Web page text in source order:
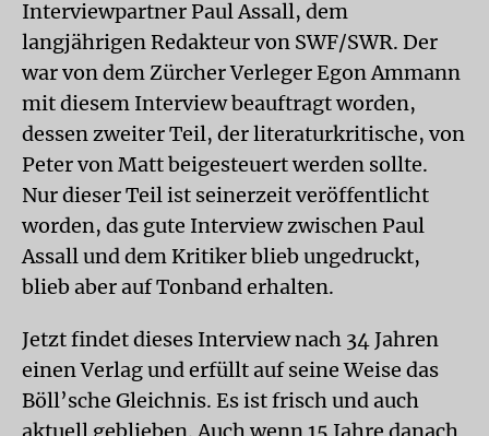
Interviewpartner Paul Assall, dem
langjährigen Redakteur von SWF/SWR. Der
war von dem Zürcher Verleger Egon Ammann
mit diesem Interview beauftragt worden,
dessen zweiter Teil, der literaturkritische, von
Peter von Matt beigesteuert werden sollte.
Nur dieser Teil ist seinerzeit veröffentlicht
worden, das gute Interview zwischen Paul
Assall und dem Kritiker blieb ungedruckt,
blieb aber auf Tonband erhalten.
Jetzt findet dieses Interview nach 34 Jahren
einen Verlag und erfüllt auf seine Weise das
Böll’sche Gleichnis. Es ist frisch und auch